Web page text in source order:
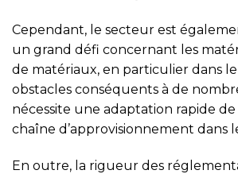
Cependant, le secteur est
un grand défi concernant les
de matériaux, en particulier dans le
obstacles conséquents à de
nécessite une adaptation rapide
chaîne d’approvisionnement dans
En outre, la rigueur des